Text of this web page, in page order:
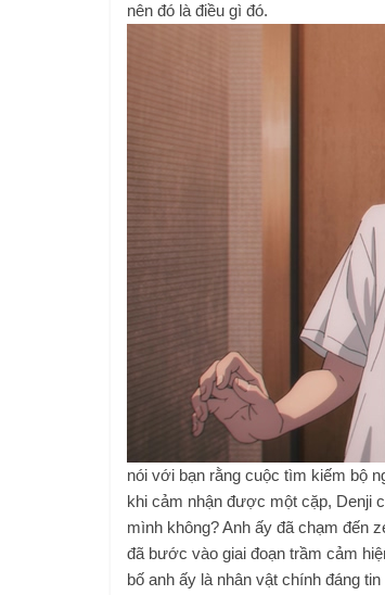
nên đó là điều gì đó.
nói với bạn rằng cuộc tìm kiếm bộ
khi cảm nhận được một cặp, Denji
mình không? Anh ấy đã chạm đến
đã bước vào giai đoạn trầm cảm
bố anh ấy là nhân vật chính đáng